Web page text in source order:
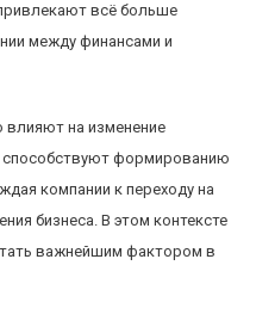
всё больше
между финансами и
влияют на изменение
способствуют формированию
компании к переходу на
бизнеса. В этом контексте
важнейшим фактором в